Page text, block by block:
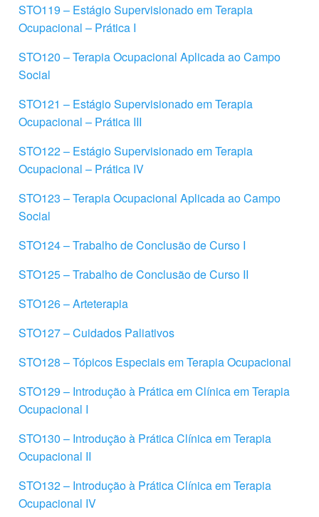
STO119 – Estágio Supervisionado em Terapia
Ocupacional – Prática I
STO120 – Terapia Ocupacional Aplicada ao Campo
Social
STO121 – Estágio Supervisionado em Terapia
Ocupacional – Prática III
STO122 – Estágio Supervisionado em Terapia
Ocupacional – Prática IV
STO123 – Terapia Ocupacional Aplicada ao Campo
Social
STO124 – Trabalho de Conclusão de Curso I
STO125 – Trabalho de Conclusão de Curso II
STO126 – Arteterapia
STO127 – Cuidados Paliativos
STO128 – Tópicos Especiais em Terapia Ocupacional
STO129 – Introdução à Prática em Clínica em Terapia
Ocupacional I
STO130 – Introdução à Prática Clínica em Terapia
Ocupacional II
STO132 – Introdução à Prática Clínica em Terapia
Ocupacional IV